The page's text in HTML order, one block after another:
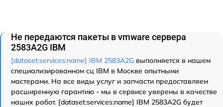
Не передаются пакеты в vmware сервера
2583A2G IBM
[dataset:services:name] IBM 2583A2G выполняется в нашем
специализированном сц IBM в Москве опытными
мастерами. На все виды услуг и запчасти предоставляем
расширенную гарантию - мы в сервисе уверены в качестве
наших работ. [dataset:services:name] IBM 2583A2G будет